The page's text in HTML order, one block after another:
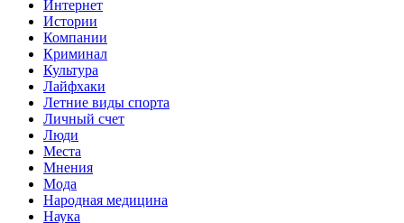
Интернет
Истории
Компании
Криминал
Культура
Лайфхаки
Летние виды спорта
Личный счет
Люди
Места
Мнения
Мода
Народная медицина
Наука